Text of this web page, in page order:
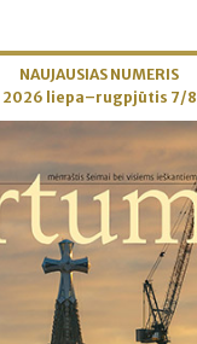
NAUJAUSIAS NUMERIS
2026 liepa–rugpjūtis 7/8